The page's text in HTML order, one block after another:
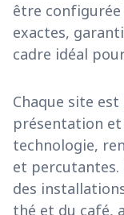
être configurée
exactes,
cadre idéal
Chaque site
présentation
technologie,
et percutantes.
des
thé et du café,